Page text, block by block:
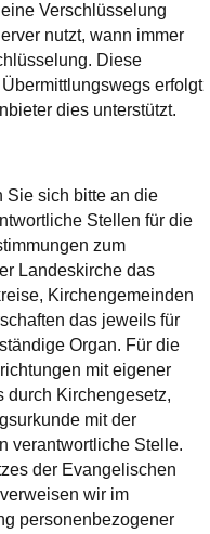
Verschlüsselung
nutzt, wann immer
Diese
erfolgt
dies unterstützt.
Sie sich bitte an die
Stellen für die
zum
Landeskirche das
Kirchengemeinden
das jeweils für
Organ. Für die
mit eigener
durch Kirchengesetz,
mit der
verantwortliche Stelle.
der Evangelischen
wir im
personenbezogener